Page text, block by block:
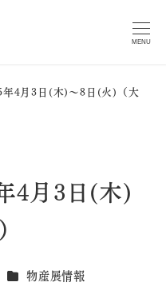
MENU
年4月3日(木)～8日(火)（大
4月3日(木)
カテゴリー
物産展情報